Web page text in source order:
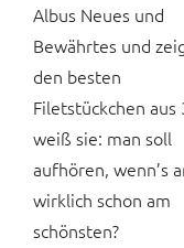
Albus Neues und
Bewährtes und
den besten
Filetstückchen
weiß sie: man soll
aufhören, wenn’s
wirklich schon am
schönsten?